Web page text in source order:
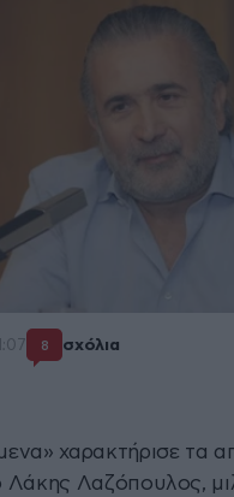
8 σχόλια
χαρακτήρισε τα
Λάκης Λαζόπουλος,